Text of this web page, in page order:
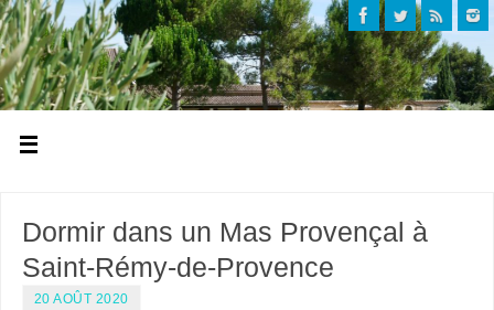
Dormir dans un Mas Provençal à
Saint-Rémy-de-Provence
20 AOÛT 2020